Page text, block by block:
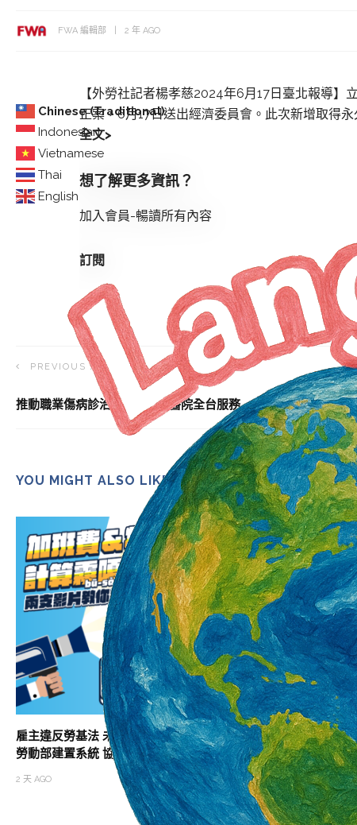
Chinese (Traditional)
Indonesian
Vietnamese
Thai
English
FWA 編輯部 2 年 AGO
【外勞社記者楊孝慈2024年6月17日臺北報導
正案，6月17日送出經濟委員會。此次新增取得
全文>
想了解更多資訊？
加入會員-暢讀所有內容
訂閱
PREVIOUS ARTICLE
推動職業傷病診治 17家專責醫院全台服務
YOU MIGHT ALSO LIKE
雇主違反勞基法 未依法給付加班費居冠
勞動部建置系統 協助勞雇快速試算加班費
2 天 AGO
助攻職涯升級 北分
班次
2 天 AGO